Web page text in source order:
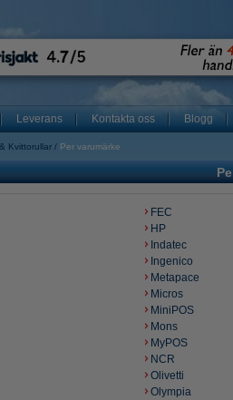
Leverans Kontakta oss Blogg
Kvittorullar Per varumärke
FEC
HP
Indatec
Ingenico
Metapace
Micros
MiniPOS
Mons
MyPOS
NCR
Olivetti
Olympia